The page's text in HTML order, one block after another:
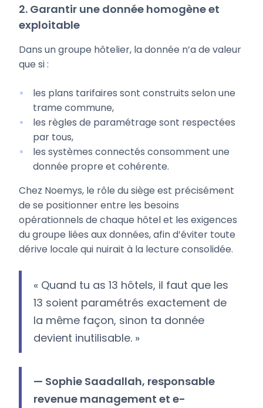
2. Garantir une donnée homogène et
exploitable
Dans un groupe hôtelier, la donnée n’a de valeur
que si :
les plans tarifaires sont construits selon une
trame commune,
les règles de paramétrage sont respectées
par tous,
les systèmes connectés consomment une
donnée propre et cohérente.
Chez Noemys, le rôle du siège est précisément
de se positionner entre les besoins
opérationnels de chaque hôtel et les exigences
du groupe liées aux données, afin d’éviter toute
dérive locale qui nuirait à la lecture consolidée.
« Quand tu as 13 hôtels, il faut que les
13 soient paramétrés exactement de
la même façon, sinon ta donnée
devient inutilisable. »
— Sophie Saadallah, responsable
revenue management et e-